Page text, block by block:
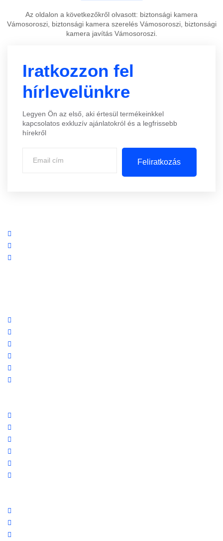
Az oldalon a következőkről olvasott: biztonsági kamera
Vámosoroszi, biztonsági kamera szerelés Vámosoroszi, biztonsági
kamera javítás Vámosoroszi.
Iratkozzon fel
hírlevelünkre
Legyen Ön az első, aki értesül termékeinkkel
kapcsolatos exkluzív ajánlatokról és a legfrissebb
hírekről
Feliratkozás